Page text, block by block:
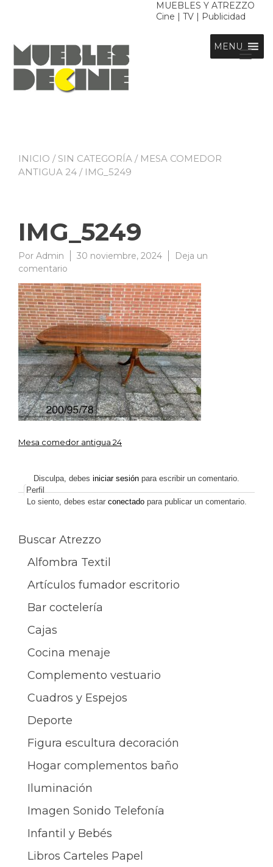
MUEBLES Y ATREZZO
Cine | TV | Publicidad
MENU
INICIO / SIN CATEGORÍA / MESA COMEDOR
ANTIGUA 24 / IMG_5249
IMG_5249
Por Admin 30 noviembre, 2024
Deja un
comentario
IMG_5249
Navegación
de
entradas
Mesa comedor antigua 24
Disculpa, debes iniciar sesión para escribir un comentario.
Perfil
Lo siento, debes estar conectadopara publicar un comentario.
Buscar Atrezzo
Alfombra Textil
Artículos fumador escritorio
Bar coctelería
Cajas
Cocina menaje
Complemento vestuario
Cuadros y Espejos
Deporte
Figura escultura decoración
Hogar complementos baño
Iluminación
Imagen Sonido Telefonía
Infantil y Bebés
Libros Carteles Papel